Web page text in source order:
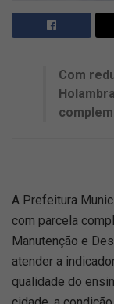
Com
A Prefeitura
com parcela
Manutenção e
atender a
qualidade do